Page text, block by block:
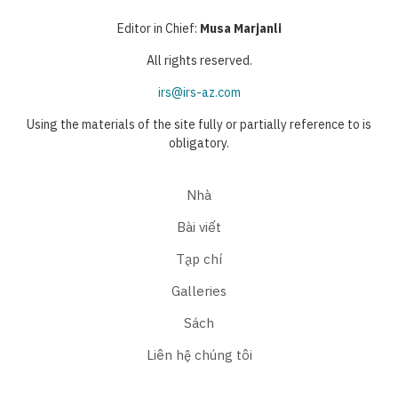
Editor in Chief: Musa Marjanli
All rights reserved.
irs@irs-az.com
Using the materials of the site fully or partially reference to is
obligatory.
Nhà
Bài viết
Tạp chí
Galleries
Sách
Liên hệ chúng tôi